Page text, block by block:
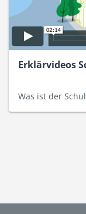
Erklärvideos
Was ist der